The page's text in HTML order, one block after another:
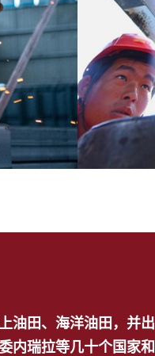
油田、海洋油田，并
内瑞拉等几十个国家